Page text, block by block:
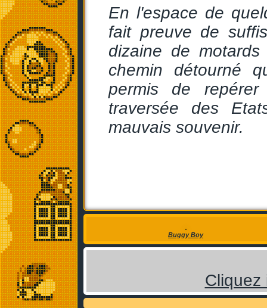
En l'espace de
fait preuve de
dizaine de
chemin détourné
permis de
traversée des
mauvais souvenir.
Buggy Boy
Cliquez